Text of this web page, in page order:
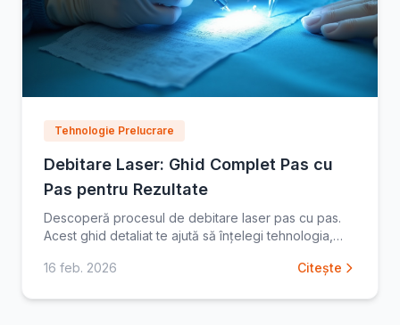
Tehnologie Prelucrare
Debitare Laser: Ghid Complet Pas cu
Pas pentru Rezultate
Descoperă procesul de debitare laser pas cu pas.
Acest ghid detaliat te ajută să înțelegi tehnologia,
16 feb. 2026
Citește